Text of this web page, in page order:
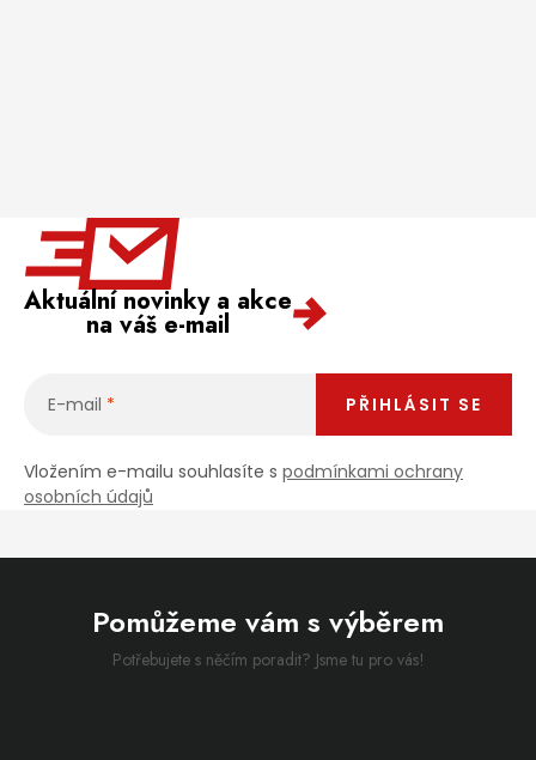
Aktuální novinky a akce
na váš e-mail
E-mail
Vložením e-mailu souhlasíte s podmínkami ochrany
osobních údajů
PŘIHLÁSIT SE
Pomůžeme vám s výběrem
Potřebujete s něčím poradit? Jsme tu pro vás!